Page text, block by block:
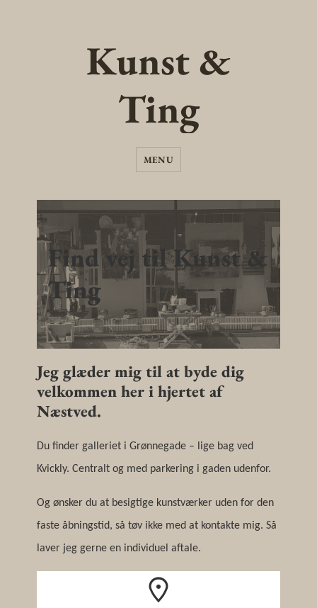
Kunst &
Ting
MENU
Find vej til Kunst &
Ting
Jeg glæder mig til at byde dig
velkommen her i hjertet af
Næstved.
Du finder galleriet i Grønnegade – lige bag ved
Kvickly. Centralt og med parkering i gaden udenfor.
Og ønsker du at besigtige kunstværker uden for den
faste åbningstid, så tøv ikke med at kontakte mig. Så
laver jeg gerne en individuel aftale.